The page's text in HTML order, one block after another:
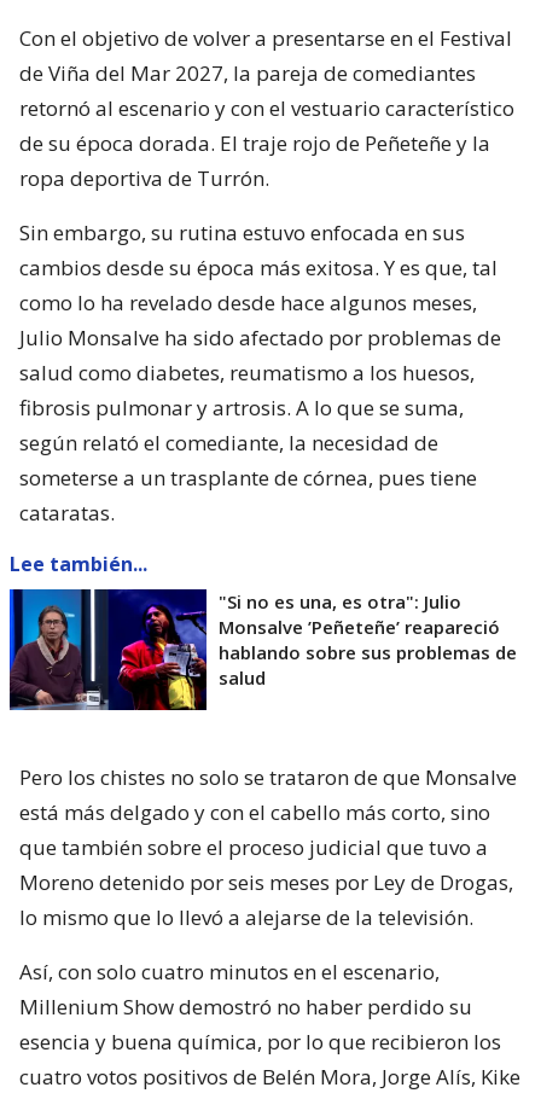
Con el objetivo de volver a presentarse en el Festival
de Viña del Mar 2027, la pareja de comediantes
retornó al escenario y con el vestuario característico
de su época dorada. El traje rojo de Peñeteñe y la
ropa deportiva de Turrón.
Sin embargo, su rutina estuvo enfocada en sus
cambios desde su época más exitosa. Y es que, tal
como lo ha revelado desde hace algunos meses,
Julio Monsalve ha sido afectado por problemas de
salud como diabetes, reumatismo a los huesos,
fibrosis pulmonar y artrosis. A lo que se suma,
según relató el comediante, la necesidad de
someterse a un trasplante de córnea, pues tiene
cataratas.
Lee también...
"Si no es una, es otra": Julio
Monsalve ’Peñeteñe’ reapareció
hablando sobre sus problemas de
salud
Pero los chistes no solo se trataron de que Monsalve
está más delgado y con el cabello más corto, sino
que también sobre el proceso judicial que tuvo a
Moreno detenido por seis meses por Ley de Drogas,
lo mismo que lo llevó a alejarse de la televisión.
Así, con solo cuatro minutos en el escenario,
Millenium Show demostró no haber perdido su
esencia y buena química, por lo que recibieron los
cuatro votos positivos de Belén Mora, Jorge Alís, Kike